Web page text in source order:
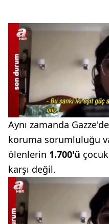
Aynı zamanda
koruma sorumluluğu
ölenlerin 1.700'ü
karşı değil.